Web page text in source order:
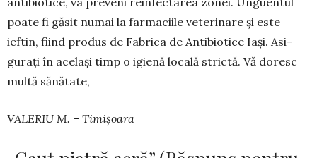
poate fi găsit numai la farmaciile veterinare și este
ieftin, fiind pro­dus de Fa­brica de Antibiotice Iași. Asi­
gurați în același timp o igie­nă locală strictă. Vă doresc
multă sănătate,
VALERIU M. – Timișoara